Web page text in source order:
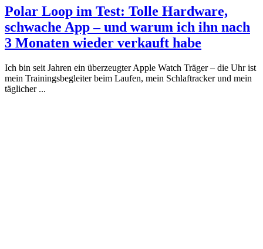
Polar Loop im Test: Tolle Hardware,
schwache App – und warum ich ihn nach
3 Monaten wieder verkauft habe
Ich bin seit Jahren ein überzeugter Apple Watch Träger – die Uhr ist
mein Trainingsbegleiter beim Laufen, mein Schlaftracker und mein
täglicher ...